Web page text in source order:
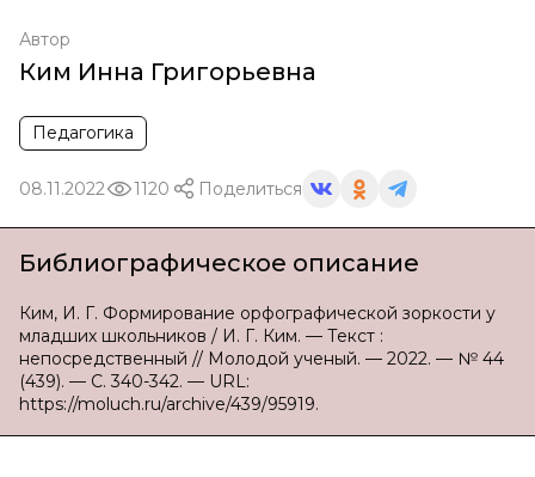
Автор
Ким Инна Григорьевна
Педагогика
08.11.2022 1120 Поделиться
Библиографическое описание
Ким, И. Г. Формирование орфографической зоркости у
младших школьников / И. Г. Ким. — Текст :
непосредственный // Молодой ученый. — 2022. — № 44
(439). — С. 340-342. — URL:
https://moluch.ru/archive/439/95919.